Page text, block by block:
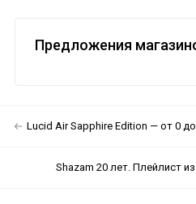
Предложения
Lucid Air Sapphire Edition — от 0
Shazam 20 лет. Плейлист